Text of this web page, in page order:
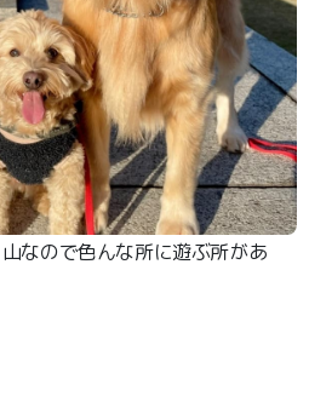
なので色んな所に遊ぶ所があ